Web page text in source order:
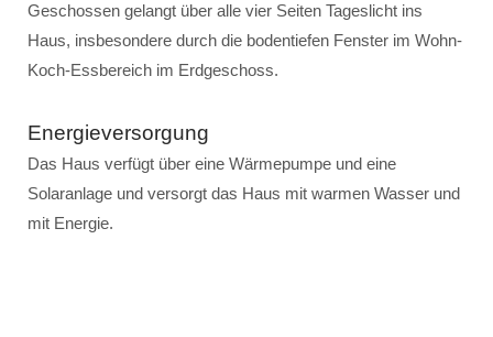
Geschossen gelangt über alle vier Seiten Tageslicht ins
Haus, insbesondere durch die bodentiefen Fenster im Wohn-
Koch-Essbereich im Erdgeschoss.
Energieversorgung
Das Haus verfügt über eine Wärmepumpe und eine
Solaranlage und versorgt das Haus mit warmen Wasser und
mit Energie.